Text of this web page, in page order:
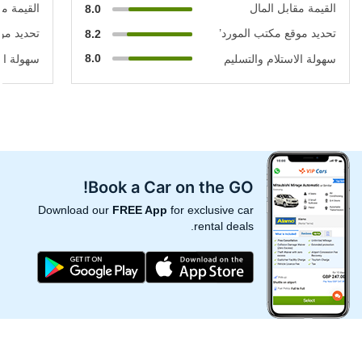
القيمة مقابل المال
8.0
تحديد موقع مكتب المورد’
8.2
سهولة الاستلام والتسليم
8.0
القيمة
تحديد
سهولة
Book a Car on the GO!
Download our FREE App for exclusive car
rental deals.